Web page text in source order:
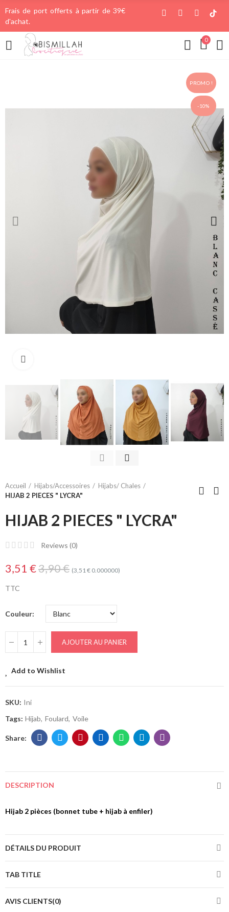
Frais de port offerts à partir de 39€
d'achat.
0
PROMO !
-10%
Accueil Hijabs/Accessoires
Hijabs/ Chales
HIJAB 2 PIECES " LYCRA"
HIJAB 2 PIECES " LYCRA"
Reviews (0)
3,51 €3,90 € (3,51 € 0.000000)
TTC
Couleur
AJOUTER AU PANIER
Add to Wishlist
SKU: Ini
Tags: Hijab Foulard Voile
DESCRIPTION
Hijab 2 pièces (bonnet tube + hijab à enfiler)
DÉTAILS DU PRODUIT
TAB TITLE
AVIS CLIENTS(0)